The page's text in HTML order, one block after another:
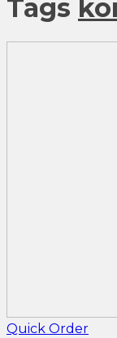
Tags
Quick Order